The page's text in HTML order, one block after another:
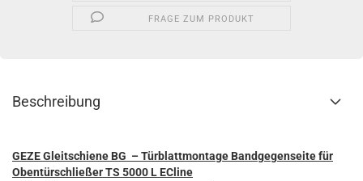
FRAGE ZUM PRODUKT
Beschreibung
GEZE Gleitschiene BG – Türblattmontage Bandgegenseite für
Obentürschließer TS 5000 L ECline